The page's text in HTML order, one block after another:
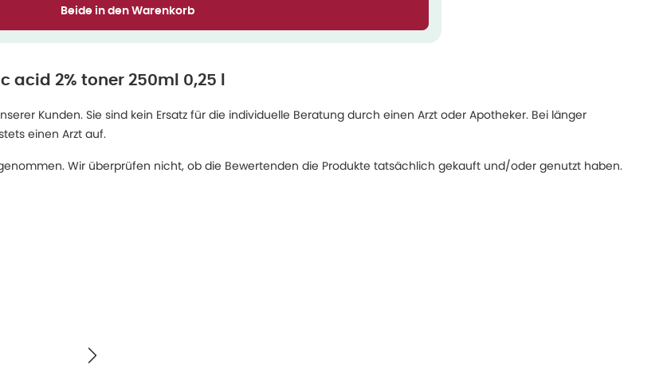
Beide in den Warenkorb
acid 2% toner 250ml 0,25 l
Kunden. Sie sind kein Ersatz für die individuelle Beratung durch einen Arzt oder Apotheker. Bei länger
einen Arzt auf.
Wir überprüfen nicht, ob die Bewertenden die Produkte tatsächlich gekauft und/oder genutzt haben.